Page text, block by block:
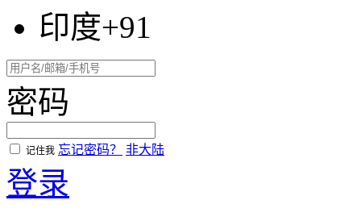
印度+91
密码
记住我 忘记密码？ 非大陆
登录